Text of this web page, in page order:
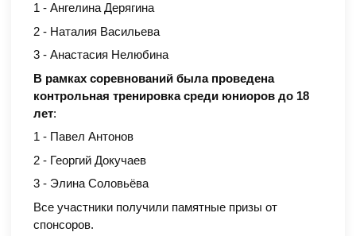
1 - Ангелина Дерягина
2 - Наталия Васильева
3 - Анастасия Нелюбина
В рамках соревнований была проведена
контрольная тренировка среди юниоров до 18
лет:
1 - Павел Антонов
2 - Георгий Докучаев
3 - Элина Соловьёва
Все участники получили памятные призы от
спонсоров.